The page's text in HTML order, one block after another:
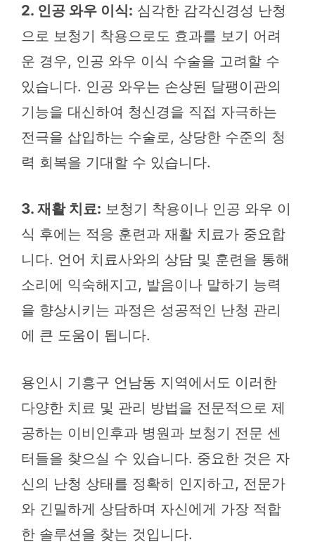
2. 인공 와우 이식: 심각한 감각신경성 난청
으로 보청기 착용으로도 효과를 보기 어려
운 경우, 인공 와우 이식 수술을 고려할 수
있습니다. 인공 와우는 손상된 달팽이관의
기능을 대신하여 청신경을 직접 자극하는
전극을 삽입하는 수술로, 상당한 수준의 청
력 회복을 기대할 수 있습니다.
3. 재활 치료: 보청기 착용이나 인공 와우 이
식 후에는 적응 훈련과 재활 치료가 중요합
니다. 언어 치료사와의 상담 및 훈련을 통해
소리에 익숙해지고, 발음이나 말하기 능력
을 향상시키는 과정은 성공적인 난청 관리
에 큰 도움이 됩니다.
용인시 기흥구 언남동 지역에서도 이러한
다양한 치료 및 관리 방법을 전문적으로 제
공하는 이비인후과 병원과 보청기 전문 센
터들을 찾으실 수 있습니다. 중요한 것은 자
신의 난청 상태를 정확히 인지하고, 전문가
와 긴밀하게 상담하며 자신에게 가장 적합
한 솔루션을 찾는 것입니다.